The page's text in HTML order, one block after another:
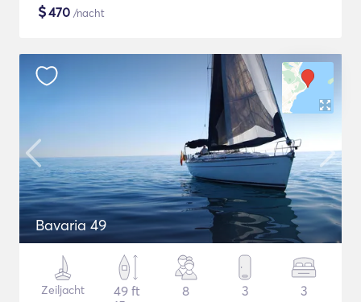
$470 /nacht
Bavaria 49
Zeiljacht
49 ft
8 3 3